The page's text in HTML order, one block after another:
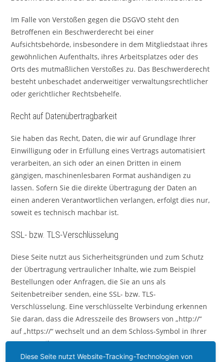
Im Falle von Verstößen gegen die DSGVO steht den
Betroffenen ein Beschwerderecht bei einer
Aufsichtsbehörde, insbesondere in dem Mitgliedstaat ihres
gewöhnlichen Aufenthalts, ihres Arbeitsplatzes oder des
Orts des mutmaßlichen Verstoßes zu. Das Beschwerderecht
besteht unbeschadet anderweitiger verwaltungsrechtlicher
oder gerichtlicher Rechtsbehelfe.
Recht auf Daten­übertrag­barkeit
Sie haben das Recht, Daten, die wir auf Grundlage Ihrer
Einwilligung oder in Erfüllung eines Vertrags automatisiert
verarbeiten, an sich oder an einen Dritten in einem
gängigen, maschinenlesbaren Format aushändigen zu
lassen. Sofern Sie die direkte Übertragung der Daten an
einen anderen Verantwortlichen verlangen, erfolgt dies nur,
soweit es technisch machbar ist.
SSL- bzw. TLS-Verschlüsselung
Diese Seite nutzt aus Sicherheitsgründen und zum Schutz
der Übertragung vertraulicher Inhalte, wie zum Beispiel
Bestellungen oder Anfragen, die Sie an uns als
Seitenbetreiber senden, eine SSL- bzw. TLS-
Verschlüsselung. Eine verschlüsselte Verbindung erkennen
Sie daran, dass die Adresszeile des Browsers von „http://“
auf „https://“ wechselt und an dem Schloss-Symbol in Ihrer
Browserzeile.
Diese Seite nutzt Website-Tracking-Technologien von